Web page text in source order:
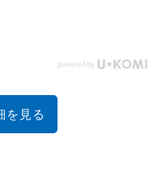
を見る